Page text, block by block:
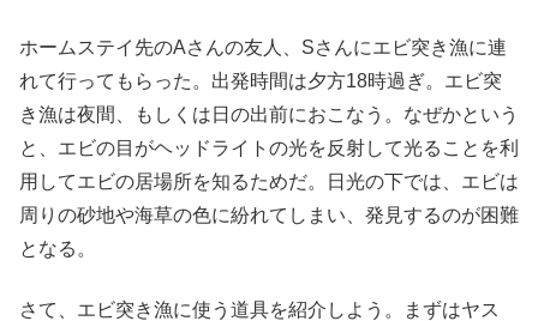
ホームステイ先のAさんの友人、Sさんにエビ突き漁に連
れて行ってもらった。出発時間は夕方18時過ぎ。エビ突
き漁は夜間、もしくは日の出前におこなう。なぜかという
と、エビの目がヘッドライトの光を反射して光ることを利
用してエビの居場所を知るためだ。日光の下では、エビは
周りの砂地や海草の色に紛れてしまい、発見するのが困難
となる。
さて、エビ突き漁に使う道具を紹介しよう。まずはヤス